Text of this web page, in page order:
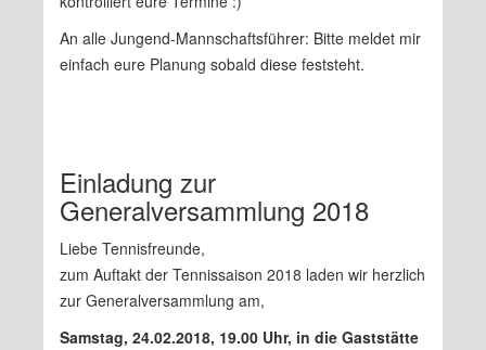
An alle Jungend-Mannschaftsführer: Bitte meldet mir
einfach eure Planung sobald diese feststeht.
Einladung zur
Generalversammlung 2018
Liebe Tennisfreunde,
zum Auftakt der Tennissaison 2018 laden wir herzlich
zur Generalversammlung am,
Samstag, 24.02.2018, 19.00 Uhr, in die Gaststätte